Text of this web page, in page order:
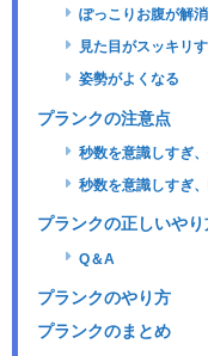
ぽっこりお腹が解
見た目がスッキリ
姿勢がよくなる
プランクの注意点
秒数を意識しすぎ
秒数を意識しすぎ
プランクの正しいやり
Q＆A
プランクのやり方
プランクのまとめ